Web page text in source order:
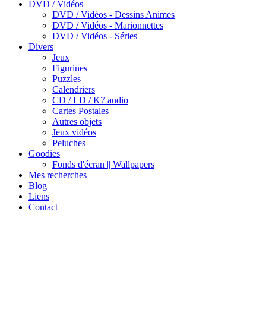
DVD / Vidéos
DVD / Vidéos - Dessins Animes
DVD / Vidéos - Marionnettes
DVD / Vidéos - Séries
Divers
Jeux
Figurines
Puzzles
Calendriers
CD / LD / K7 audio
Cartes Postales
Autres objets
Jeux vidéos
Peluches
Goodies
Fonds d'écran || Wallpapers
Mes recherches
Blog
Liens
Contact